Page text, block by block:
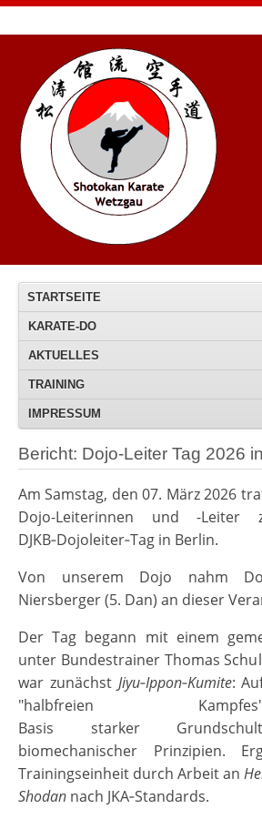
STARTSEITE
KARATE-DO
AKTUELLES
TRAINING
IMPRESSUM
Bericht: Dojo-Leiter Tag 2026
Am Samstag, den 07. März 2026
Dojo-Leiterinnen und -Leiter
DJKB‑Dojoleiter‑Tag in Berlin.
Von unserem Dojo nahm
Niersberger (5. Dan) an dieser
Der Tag begann mit einem
unter Bundestrainer Thomas
war zunächst Jiyu‑Ippon‑Kumite:
"halbfreien
Basis starker
biomechanischer Prinzipien.
Trainingseinheit durch Arbeit an
Shodan nach JKA‑Standards.